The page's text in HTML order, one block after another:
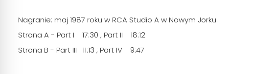
Nagranie: maj 1987 roku w RCA Studio A w Nowym Jorku.
Strona A - Part I 17:30 ; Part II 18:12
Strona B - Part III 11:13 ; Part IV 9:47